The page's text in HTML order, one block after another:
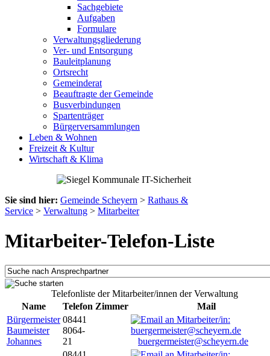
Sachgebiete
Aufgaben
Formulare
Verwaltungsgliederung
Ver- und Entsorgung
Bauleitplanung
Ortsrecht
Gemeinderat
Beauftragte der Gemeinde
Busverbindungen
Spartenträger
Bürgerversammlungen
Leben & Wohnen
Freizeit & Kultur
Wirtschaft & Klima
Sie sind hier: Gemeinde Scheyern > Rathaus &
Service > Verwaltung > Mitarbeiter
Mitarbeiter-Telefon-Liste
Telefonliste der Mitarbeiter/innen der Verwaltung
Name
Telefon Zimmer
Mail
Bürgermeister
Baumeister
Johannes
08441
8064-
21
buergermeister@scheyern.de